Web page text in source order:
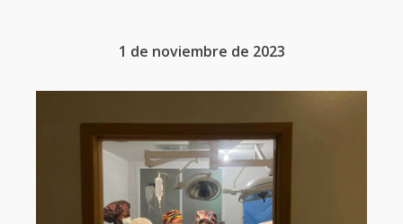
1 de noviembre de 2023